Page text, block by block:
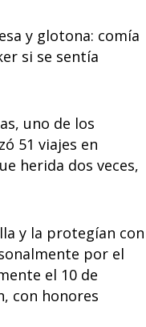
y glotona: comía
si se sentía
uno de los
51 viajes en
herida dos veces,
y la protegían con
por el
el 10 de
con honores